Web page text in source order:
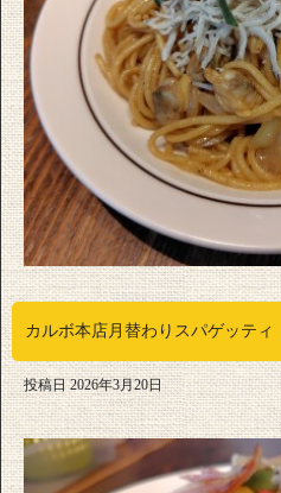
カルボ本店月替わりスパゲッティ
投稿日 2026年3月20日